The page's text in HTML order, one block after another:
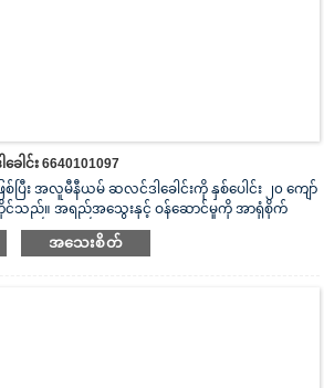
င်း 6640101097
ြီး အလူမီနီယမ် ဆလင်ဒါခေါင်းကို နှစ်ပေါင်း ၂၀ ကျော်
င်သည်။ အရည်အသွေးနှင့် ဝန်ဆောင်မှုကို အာရုံစိုက်
စစ်မှန်ကြောင်းအထောက်အထားပြမှုလက်မှတ်၊
လင်ဒါခေါင်း၏ ရှည်လျားသောအသုံးဝင်သော
အသေးစိတ်